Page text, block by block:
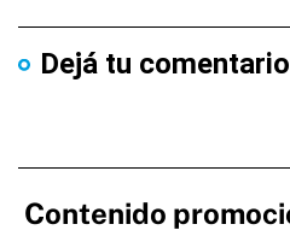
Dejá tu comentario